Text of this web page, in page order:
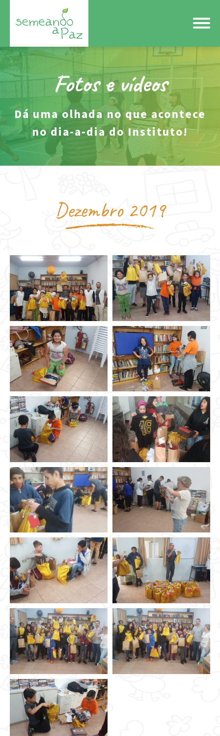
Fotos e vídeos
Dá uma olhada no que acontece
no dia-a-dia do Instituto!
Dezembro 2019